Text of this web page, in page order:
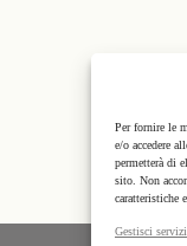
Per fornire le
e/o accedere
permetterà di
sito. Non
caratteristiche
Gestisci servizi